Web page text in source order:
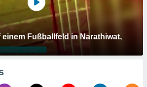
Fußballfeld in Narathiwat,